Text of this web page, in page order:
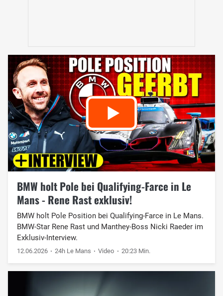
BMW holt Pole bei Qualifying-Farce in Le
Mans - Rene Rast exklusiv!
BMW holt Pole Position bei Qualifying-Farce in Le Mans.
BMW-Star Rene Rast und Manthey-Boss Nicki Raeder im
Exklusiv-Interview.
12.06.2026 24h Le Mans Video 20:23 Min.